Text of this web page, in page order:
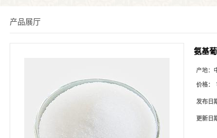
产品展厅
氨基
产地：
价格：
发布日
更新日